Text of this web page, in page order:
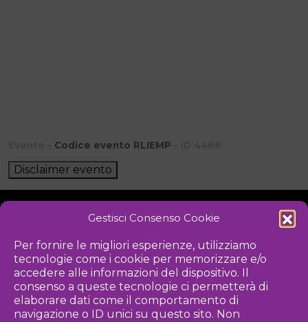
Gestisci Consenso Cookie
Per fornire le migliori esperienze, utilizziamo
tecnologie come i cookie per memorizzare e/o
accedere alle informazioni del dispositivo. Il
consenso a queste tecnologie ci permetterà di
elaborare dati come il comportamento di
navigazione o ID unici su questo sito. Non
Codice evento RLIEMP
Disclaimer evento
PRIVACY POLICY
Iniziativa